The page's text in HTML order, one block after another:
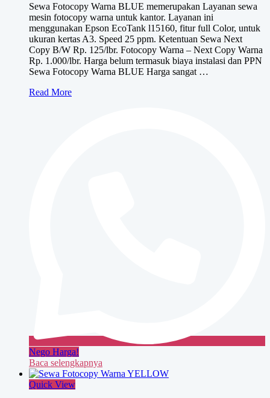
Rp900,000
hingga
Rp1,300,000
Sewa Fotocopy Warna BLUE memerupakan Layanan sewa
mesin fotocopy warna untuk kantor. Layanan ini
menggunakan Epson EcoTank l15160, fitur full Color, untuk
ukuran kertas A3. Speed 25 ppm. Ketentuan Sewa Next
Copy B/W Rp. 125/lbr. Fotocopy Warna – Next Copy Warna
Rp. 1.000/lbr. Harga belum termasuk biaya instalasi dan PPN
Sewa Fotocopy Warna BLUE Harga sangat …
Sewa
Read More
Nego Harga!
Baca selengkapnya
Quick View